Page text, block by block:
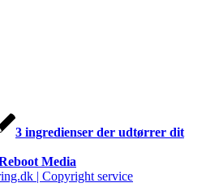
3 ingredienser der udtørrer dit
Media